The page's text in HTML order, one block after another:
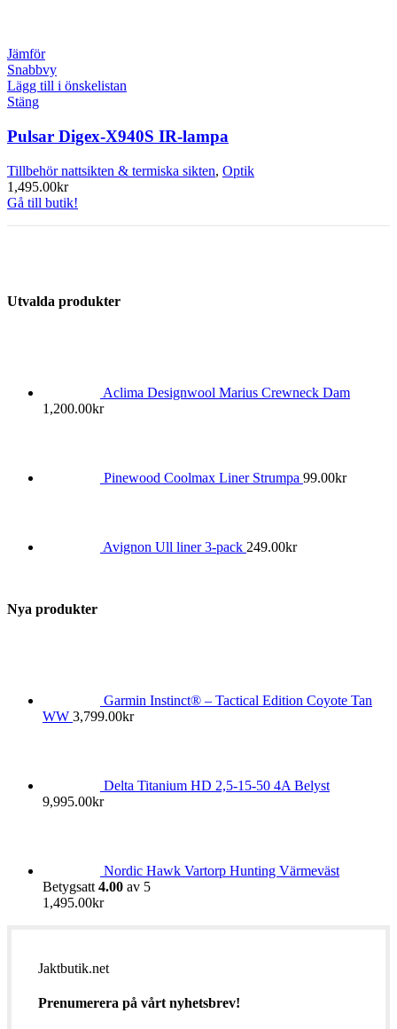
Jämför
Snabbvy
Lägg till i önskelistan
Stäng
Pulsar Digex-X940S IR-lampa
Tillbehör nattsikten & termiska sikten, Optik
1,495.00kr
Gå till butik!
Utvalda produkter
Aclima Designwool Marius Crewneck Dam
1,200.00kr
Pinewood Coolmax Liner Strumpa 99.00kr
Avignon Ull liner 3-pack 249.00kr
Nya produkter
Garmin Instinct® – Tactical Edition Coyote Tan
WW 3,799.00kr
Delta Titanium HD 2,5-15-50 4A Belyst
9,995.00kr
Nordic Hawk Vartorp Hunting Värmeväst
Betygsatt 4.00 av 5
1,495.00kr
Jaktbutik.net
Prenumerera på vårt nyhetsbrev!